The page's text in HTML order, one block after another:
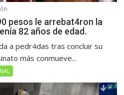
pesos le arrebat4ron la
82 años de edad.
a pedr4das tras concluir su
más conmueve...